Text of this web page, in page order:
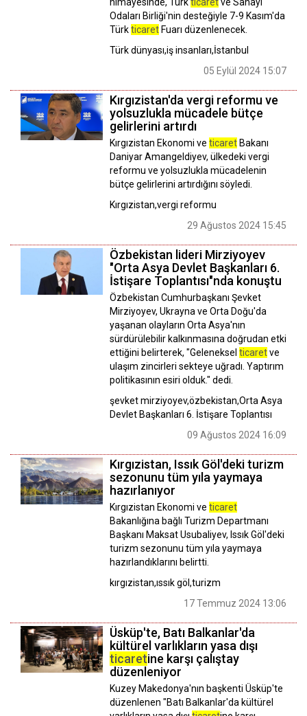
himayesinde, Türkticaretve Sanayi
Odaları Birliği'nin desteğiyle 7-9 Kasım'da
Türkticaret Fuarı düzenlenecek.
Türk dünyası,iş insanları,İstanbul
05 Eylül 2024 15:07
Kırgızistan'da vergi reformu ve
yolsuzlukla mücadele bütçe
gelirlerini artırdı
Kırgızistan Ekonomi ve ticaret Bakanı
Daniyar Amangeldiyev, ülkedeki vergi
reformu ve yolsuzlukla mücadelenin
bütçe gelirlerini artırdığını söyledi.
Kırgızistan,vergi reformu
29 Ağustos 2024 15:45
Özbekistan lideri Mirziyoyev
"Orta Asya Devlet Başkanları 6.
İstişare Toplantısı"nda konuştu
Özbekistan Cumhurbaşkanı Şevket
Mirziyoyev, Ukrayna ve Orta Doğu'da
yaşanan olayların Orta Asya'nın
sürdürülebilir kalkınmasına doğrudan etki
ettiğini belirterek, "Geleneksel ticaretve
ulaşım zincirleri sekteye uğradı. Yaptırım
politikasının esiri olduk." dedi.
şevket mirziyoyev,özbekistan,Orta Asya
Devlet Başkanları 6. İstişare Toplantısı
09 Ağustos 2024 16:09
Kırgızistan, Issık Göl'deki turizm
sezonunu tüm yıla yaymaya
hazırlanıyor
Kırgızistan Ekonomi ve ticaret
Bakanlığına bağlı Turizm Departmanı
Başkanı Maksat Usubaliyev, Issık Göl'deki
turizm sezonunu tüm yıla yaymaya
hazırlandıklarını belirtti.
kırgızistan,ıssık göl,turizm
17 Temmuz 2024 13:06
Üsküp'te, Batı Balkanlar'da
kültürel varlıkların yasa dışı
ticaretine karşı çalıştay
düzenleniyor
Kuzey Makedonya'nın başkenti Üsküp'te
düzenlenen "Batı Balkanlar'da kültürel